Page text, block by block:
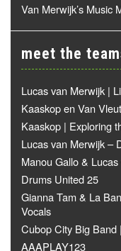
Van Merwijk’s Music
meet the
Lucas van Merwijk |
Kaaskop en Van
Kaaskop | Exploring
Lucas van Merwijk –
Manou Gallo &
Drums United 25
Gianna Tam & La
Vocals
Cubop City Big Band
AAAPLAY123